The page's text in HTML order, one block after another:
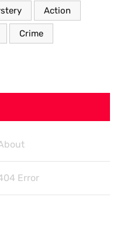
Action
Crime
Error